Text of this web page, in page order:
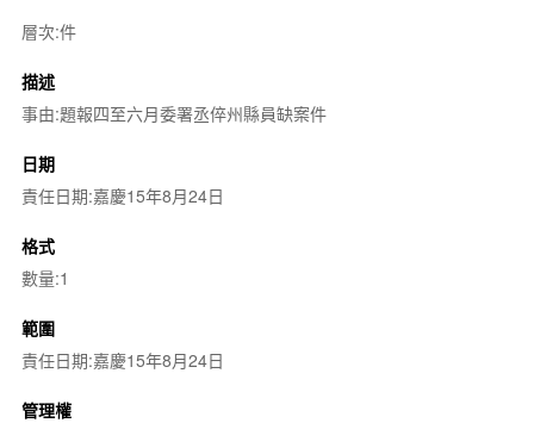
層次:件
描述
事由:題報四至六月委署丞倅州縣員缺案件
日期
責任日期:嘉慶15年8月24日
格式
數量:1
範圍
責任日期:嘉慶15年8月24日
管理權